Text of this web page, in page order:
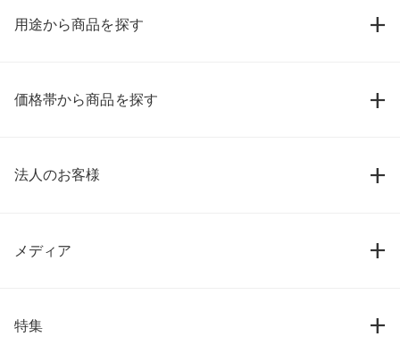
用途から商品を探す
価格帯から商品を探す
法人のお客様
メディア
特集